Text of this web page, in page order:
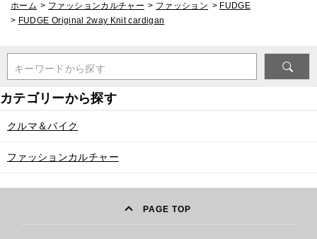
ホーム > ファッションカルチャー > ファッション > FUDGE
> FUDGE Original 2way Knit cardigan
キーワードから探す
クルマ＆バイク
ファッションカルチャー
PAGE TOP